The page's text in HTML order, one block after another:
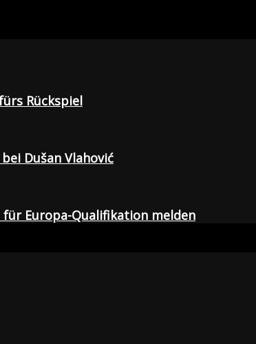
Rückspiel
Dušan Vlahović
Europa-Qualifikation melden